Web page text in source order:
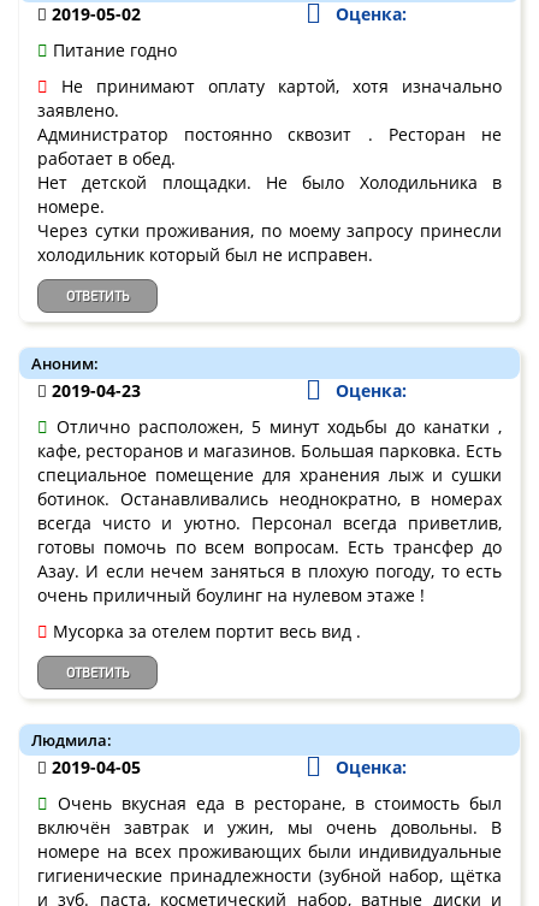
2019-05-02
Оценка:
Питание годно
Не принимают оплату картой, хотя изначально
заявлено.
Администратор постоянно сквозит . Ресторан не
работает в обед.
Нет детской площадки. Не было Холодильника в
номере.
Через сутки проживания, по моему запросу принесли
холодильник который был не исправен.
ОТВЕТИТЬ
Аноним:
2019-04-23
Оценка:
Отлично расположен, 5 минут ходьбы до канатки ,
кафе, ресторанов и магазинов. Большая парковка. Есть
специальное помещение для хранения лыж и сушки
ботинок. Останавливались неоднократно, в номерах
всегда чисто и уютно. Персонал всегда приветлив,
готовы помочь по всем вопросам. Есть трансфер до
Азау. И если нечем заняться в плохую погоду, то есть
очень приличный боулинг на нулевом этаже !
Мусорка за отелем портит весь вид .
ОТВЕТИТЬ
Людмила:
2019-04-05
Оценка:
Очень вкусная еда в ресторане, в стоимость был
включён завтрак и ужин, мы очень довольны. В
номере на всех проживающих были индивидуальные
гигиенические принадлежности (зубной набор, щётка
и зуб. паста, косметический набор, ватные диски и